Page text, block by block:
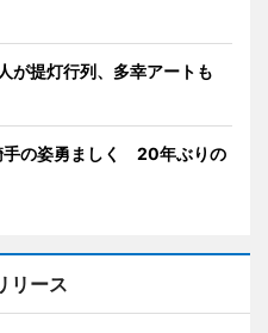
提灯行列、多幸アートも
手の姿勇ましく 20年ぶりの
リース